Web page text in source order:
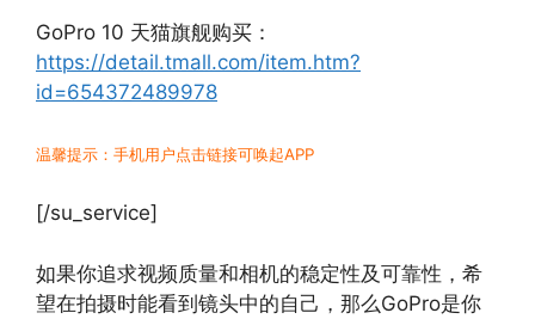
GoPro 10 天猫旗舰购买：
https://detail.tmall.com/item.htm?
id=654372489978
温馨提示：手机用户点击链接可唤起APP
[/su_service]
如果你追求视频质量和相机的稳定性及可靠性，希
望在拍摄时能看到镜头中的自己，那么GoPro是你